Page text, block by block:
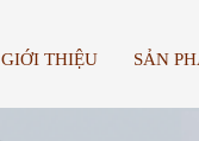
GIỚI THIỆU SẢN